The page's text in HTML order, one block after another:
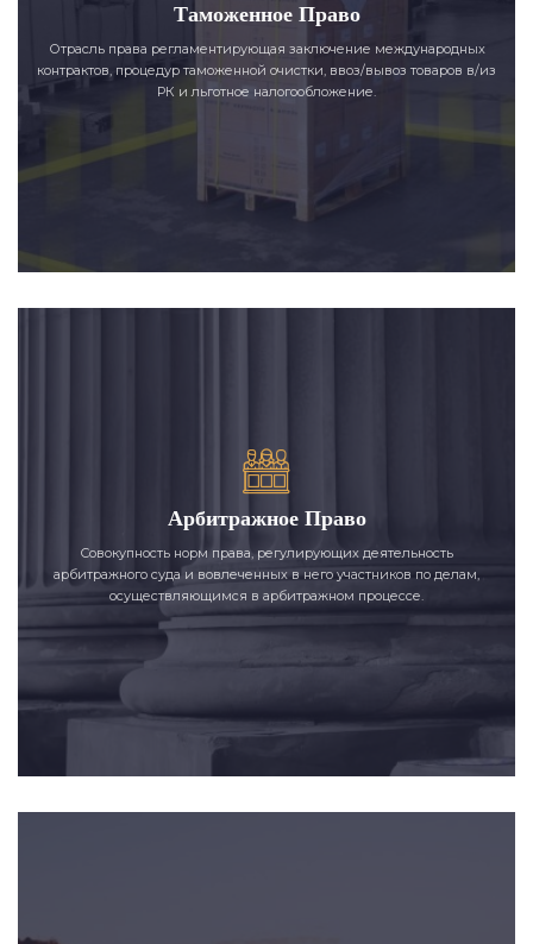
Таможенное Право
Отрасль права регламентирующая заключение международных
контрактов, процедур таможенной очистки, ввоз/вывоз товаров в/из
РК и льготное налогообложение.
Арбитражное Право
Совокупность норм права, регулирующих деятельность
арбитражного суда и вовлеченных в него участников по делам,
осуществляющимся в арбитражном процессе.